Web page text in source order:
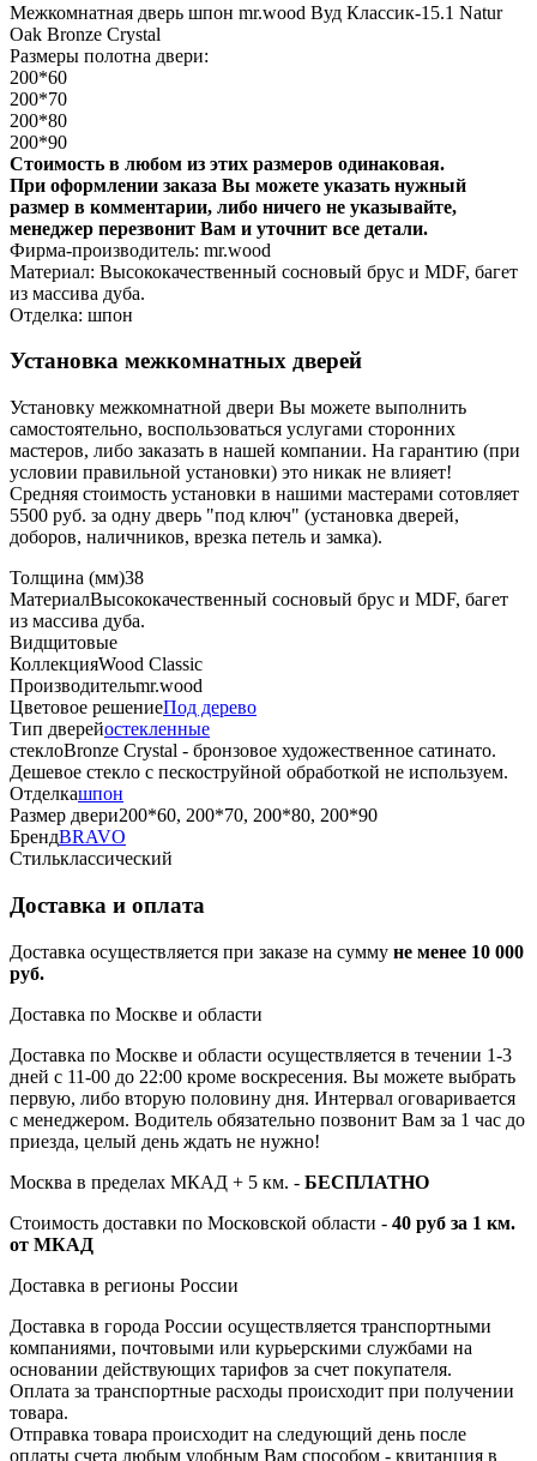
Межкомнатная дверь шпон mr.wood Вуд Классик-15.1 Natur
Oak Bronze Сrystal
Размеры полотна двери:
200*60
200*70
200*80
200*90
Стоимость в любом из этих размеров одинаковая.
При оформлении заказа Вы можете указать нужный
размер в комментарии, либо ничего не указывайте,
менеджер перезвонит Вам и уточнит все детали.
Фирма-производитель: mr.wood
Материал: Высококачественный сосновый брус и MDF, багет
из массива дуба.
Отделка: шпон
Установка межкомнатных дверей
Установку межкомнатной двери Вы можете выполнить
самостоятельно, воспользоваться услугами сторонних
мастеров, либо заказать в нашей компании. На гарантию (при
условии правильной установки) это никак не влияет!
Средняя стоимость установки в нашими мастерами сотовляет
5500 руб. за одну дверь "под ключ" (установка дверей,
доборов, наличников, врезка петель и замка).
Толщина (мм)38
МатериалВысококачественный сосновый брус и MDF, багет
из массива дуба.
Видщитовые
КоллекцияWood Classic
Производительmr.wood
Цветовое решениеПод дерево
Тип дверейостекленные
стеклоBronze Сrystal - бронзовое художественное сатинато.
Дешевое стекло с пескоструйной обработкой не используем.
Отделкашпон
Размер двери200*60, 200*70, 200*80, 200*90
БрендBRAVO
Стильклассический
Доставка и оплата
Доставка осуществляется при заказе на сумму не менее 10 000
руб.
Доставка по Москве и области
Доставка по Москве и области осуществляется в течении 1-3
дней с 11-00 до 22:00 кроме воскресения. Вы можете выбрать
первую, либо вторую половину дня. Интервал оговаривается
с менеджером. Водитель обязательно позвонит Вам за 1 час до
приезда, целый день ждать не нужно!
Москва в пределах МКАД + 5 км. - БЕСПЛАТНО
Стоимость доставки по Московской области - 40 руб за 1 км.
от МКАД
Доставка в регионы России
Доставка в города России осуществляется транспортными
компаниями, почтовыми или курьерскими службами на
основании действующих тарифов за счет покупателя.
Оплата за транспортные расходы происходит при получении
товара.
Отправка товара происходит на следующий день после
оплаты счета любым удобным Вам способом - квитанция в